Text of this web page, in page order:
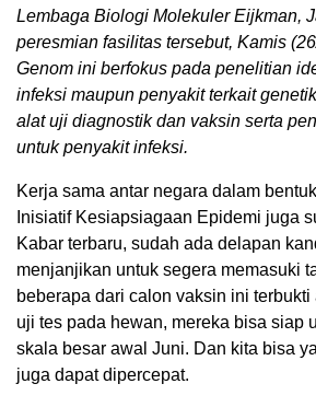
Lembaga Biologi Molekuler Eijkman,
peresmian fasilitas tersebut, Kamis
Genom ini berfokus pada penelitian
infeksi maupun penyakit terkait
alat uji diagnostik dan vaksin serta
untuk penyakit infeksi.
Kerja sama antar negara dalam
Inisiatif Kesiapsiagaan Epidemi juga
Kabar terbaru, sudah ada delapan
menjanjikan untuk segera memasuki
beberapa dari calon vaksin ini terbukti
uji tes pada hewan, mereka bisa siap
skala besar awal Juni. Dan kita bisa
juga dapat dipercepat.